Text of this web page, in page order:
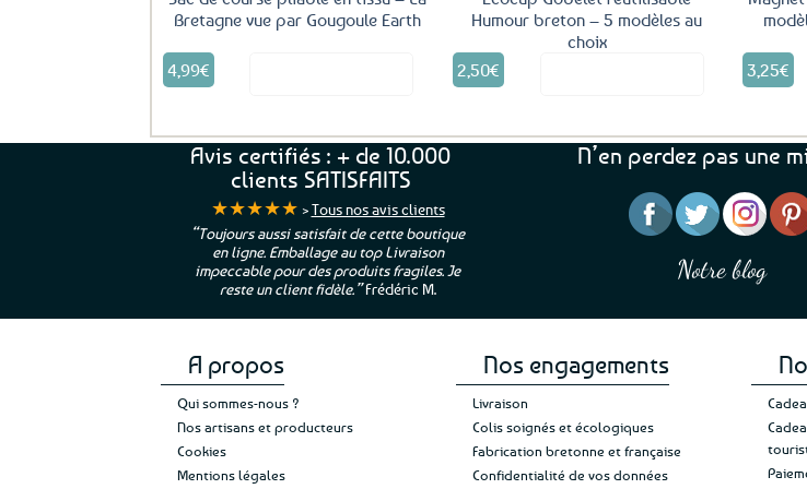
Bretagne vue par Gougoule Earth
4,99€
Humour breton – 5 modèles au
choix
2,50€
Ce
variations.
3,25€
Avis certifiés : + de 10.000
clients SATISFAITS
★★★★★ >Tous nos avis clients
“Toujours aussi satisfait de cette boutique
en ligne. Emballage au top Livraison
impeccable pour des produits fragiles. Je
reste un client fidèle.”Frédéric M.
“Une boutique que je recommande pour
leur sérieux, des bons et beaux produits
et une équipe à l’écoute :-)”Patricia M.
N’en perdez pas une
Notre blog
A propos
Qui sommes-nous ?
Nos artisans et producteurs
Cookies
Mentions légales
Nos engagements
Livraison
Colis soignés et écologiques
Fabrication bretonne et française
Confidentialité de vos données